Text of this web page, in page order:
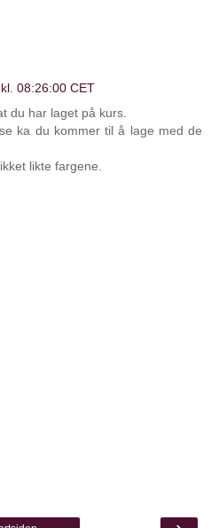
08:26:00 CET
du har laget på kurs.
ka du kommer til å lage med de
likte fargene.